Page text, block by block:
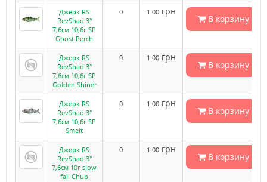
Джерк RS
RevShad 3"
7,6см 10,6г SP
Ghost Perch
0 1.00 грн
В корзину
Джерк RS
RevShad 3"
7,6см 10,6г SP
Golden Shiner
0 1.00 грн
В корзину
Джерк RS
RevShad 3"
7,6см 10,6г SP
Smelt
0 1.00 грн
В корзину
Джерк RS
RevShad 3"
7,6см 10г slow
fall Chub
0 1.00 грн
В корзину